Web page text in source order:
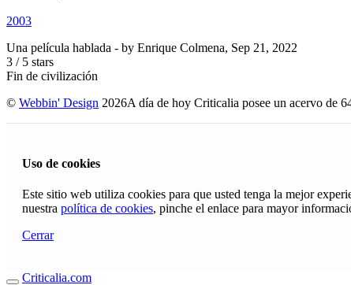
2003
Una película hablada - by Enrique Colmena, Sep 21, 2022
3 / 5 stars
Fin de civilización
© Webbin' Design 2026A día de hoy Criticalia posee un acervo de
Uso de cookies
Este sitio web utiliza cookies para que usted tenga la mejor
nuestra política de cookies, pinche el enlace para mayor
Cerrar
Criticalia.com